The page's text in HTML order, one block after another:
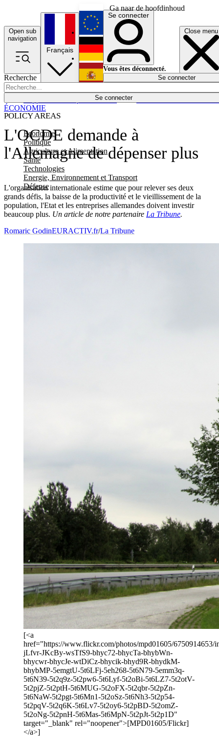
Ga naar de hoofdinhoud
Open sub
navigation
Close menu
Recherche
Se connecter
POLICY AREAS
Economie
Politique
Agriculture et Alimentation
Santé
Technologies
Energie, Environnement et Transport
Défense
Économie
Français
English
Deutsch
Español
Se connecter
Vous êtes déconnecté.
Se connecter
L'OCDE demande à
l'Allemagne de dépenser plus
L'organisation internationale estime que pour relever ses deux
grands défis, la baisse de la productivité et le vieillissement de la
population, l'Etat et les entreprises allemandes doivent investir
beaucoup plus. Un article de notre partenaire La Tribune.
ÉCONOMIE
Romaric GodinEURACTIV.fr/La Tribune
[<a
href="https://www.flickr.com/photos/mpd01605/6750914653/
jLfvr-JKcBy-wsTfS9-bhyc72-bhycTa-bhybWn-
bhycwr-bhycJe-wtDiCz-bhycik-bhyd9R-bhydkM-
bhybMP-5emgtU-5t6LFj-5eh268-5t6N79-5emm3q-
5t6N39-5t2q9z-5t2pw6-5t6Lyf-5t2oBi-5t6LZ7-5t2otV-
5t2pjZ-5t2ptH-5t6MUG-5t2oFX-5t2qbr-5t2pZn-
5t6NaW-5t2pgt-5t6Mn1-5t2oSz-5t6Nh3-5t2p54-
5t2pqV-5t2q6K-5t6Lv7-5t2oy6-5t2pBD-5t2omZ-
5t2oNg-5t2pnH-5t6Mas-5t6MpN-5t2pJt-5t2p1D"
target="_blank" rel="noopener">[MPD01605/Flickr]
</a>]